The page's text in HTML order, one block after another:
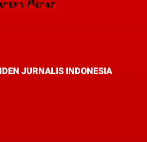
JURNALIS INDONESIA